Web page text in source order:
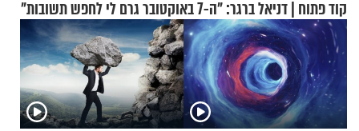
קוד פתוח | דניאל ברגר: "ה-7 באוקטובר גרם לי לחפש תשובות"